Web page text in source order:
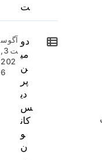
ت
دو
می
ن
پر
دی
س
کان
و
ن
آگوس
ت 3,
202
6